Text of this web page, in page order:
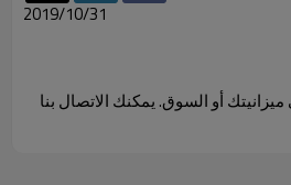
2019/10/31
أو السوق. يمكنك الاتصال بنا